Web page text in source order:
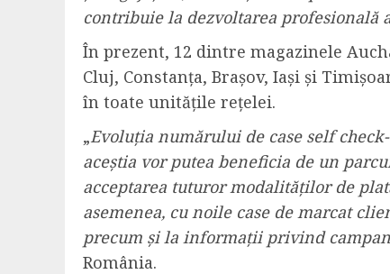
contribuie la dezvoltarea profesională
În prezent, 12 dintre magazinele
Cluj, Constanța, Brașov, Iași și
în toate unitățile rețelei.
„Evoluția numărului de case self
aceștia vor putea beneficia de un
acceptarea tuturor modalităților de
asemenea, cu noile case de marcat
precum și la informații privind
România.